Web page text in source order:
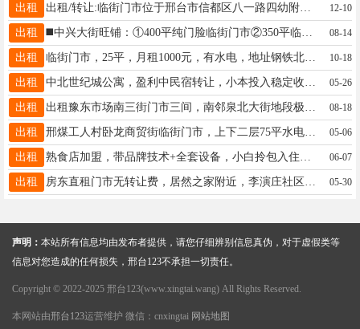
出租 出租/转让:临街门市位于邢台市信都区八一路四幼附近，上下两层带地下室240平，精装修，联系电话：13903199292 12-10
出租 08-14
出租 临街门市，25平，月租1000元，有水电，地址钢铁北路与利民街交叉口向西五十米路南，电话18631960781 10-18
出租 05-26
出租 08-18
出租 邢煤工人村卧龙商贸街临街门市，上下二层75平水电齐全15131397527 05-06
出租 06-07
出租 05-30
声明： 本站所有信息均由发布者提供，请您仔细辨别信息真伪，对于虚假类等
信息对您造成的任何损失，邢台123不承担一切责任。
Copyright © 2022-2025 邢台123(www.xingtai.wang) All Rights Reserved.
本网站由邢台123运营维护 微信：cnxingtai 网站地图